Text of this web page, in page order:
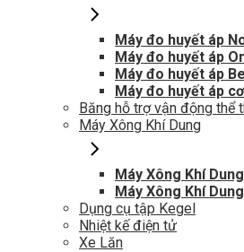
Máy đo huyết áp
Máy đo huyết áp
Máy đo huyết áp
Máy đo huyết áp cơ
Băng hỗ trợ vận động thể
Máy Xông Khí Dung
Máy Xông Khí
Máy Xông Khí
Dụng cụ tập Kegel
Nhiệt kế điện tử
Xe Lăn